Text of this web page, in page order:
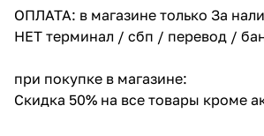
ОПЛАТА: в магазине только За
НЕТ терминал / сбп / перевод /
при покупке в магазине:
Скидка 50% на все товары кроме